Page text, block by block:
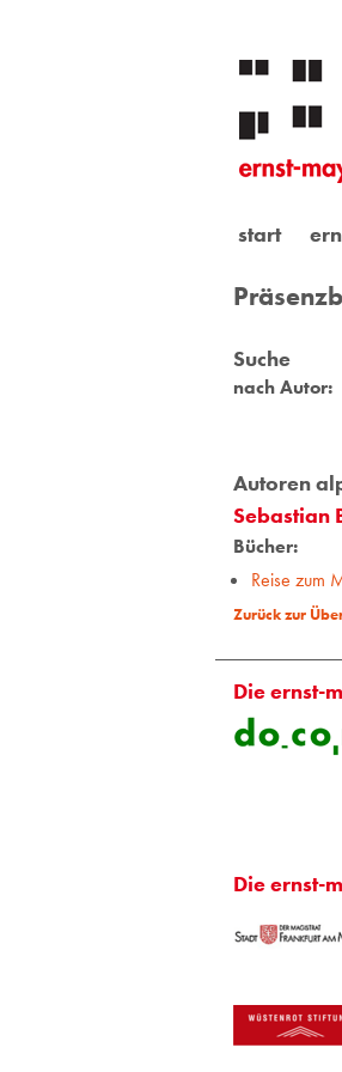
start
Suche
nach Autor:
Autoren
Sebastian
Bücher:
Reise zum
Zurück zur
Die ernst-
Die ernst-